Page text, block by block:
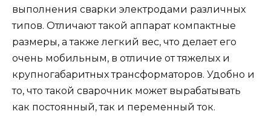
выполнения сварки электродами различных
типов. Отличают такой аппарат компактные
размеры, а также легкий вес, что делает его
очень мобильным, в отличие от тяжелых и
крупногабаритных трансформаторов. Удобно и
то, что такой сварочник может вырабатывать
как постоянный, так и переменный ток.